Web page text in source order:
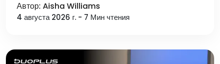
Автор: Aisha Williams
4 августа 2026 г. - 7 Мин чтения